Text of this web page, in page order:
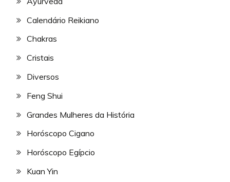
Calendário Reikiano
Chakras
Cristais
Diversos
Feng Shui
Grandes Mulheres da História
Horóscopo Cigano
Horóscopo Egípcio
Kuan Yin